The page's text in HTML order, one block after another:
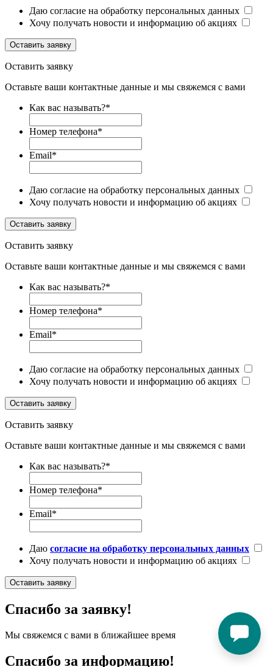
Даю согласие на обработку персональных данных
Хочу получать новости и информацию об акциях
Оставить заявку
Оставить заявку
Оставьте ваши контактные данные и мы свяжемся с вами
Как вас называть?*
Номер телефона*
Email*
Даю согласие на обработку персональных данных
Хочу получать новости и информацию об акциях
Оставить заявку
Оставить заявку
Оставьте ваши контактные данные и мы свяжемся с вами
Как вас называть?*
Номер телефона*
Email*
Даю согласие на обработку персональных данных
Хочу получать новости и информацию об акциях
Оставить заявку
Оставить заявку
Оставьте ваши контактные данные и мы свяжемся с вами
Как вас называть?*
Номер телефона*
Email*
Даю согласие на обработку персональных данных
Хочу получать новости и информацию об акциях
Оставить заявку
Спасибо за заявку!
Мы свяжемся с вами в ближайшее время
Спасибо за информацию!